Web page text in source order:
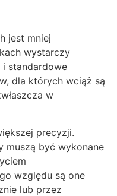
jest mniej
wystarczy
standardowe
dla których wciąż są
w
precyzji.
muszą być wykonane
względu są one
lub przez